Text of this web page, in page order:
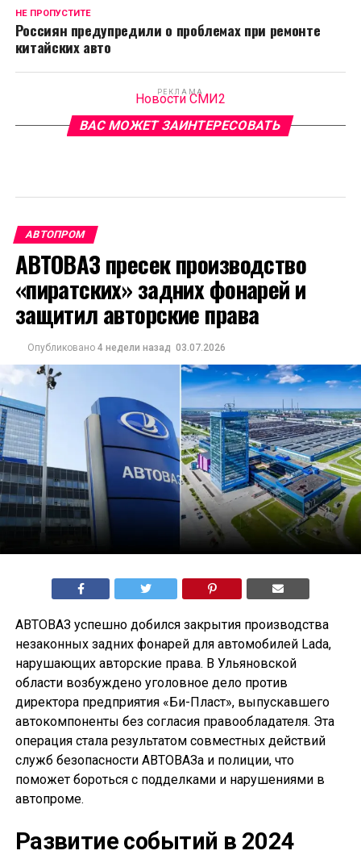
НЕ ПРОПУСТИТЕ
Россиян предупредили о проблемах при ремонте
китайских авто
РЕКЛАМА
Новости СМИ2
ВАС МОЖЕТ ЗАИНТЕРЕСОВАТЬ
АВТОПРОМ
АВТОВАЗ пресек производство
«пиратских» задних фонарей и
защитил авторские права
Опубликовано 4 недели назад 03.07.2026
АВТОВАЗ успешно добился закрытия производства
незаконных задних фонарей для автомобилей Lada,
нарушающих авторские права. В Ульяновской
области возбуждено уголовное дело против
директора предприятия «Би-Пласт», выпускавшего
автокомпоненты без согласия правообладателя. Эта
операция стала результатом совместных действий
служб безопасности АВТОВАЗа и полиции, что
поможет бороться с подделками и нарушениями в
автопроме.
Развитие событий в 2024